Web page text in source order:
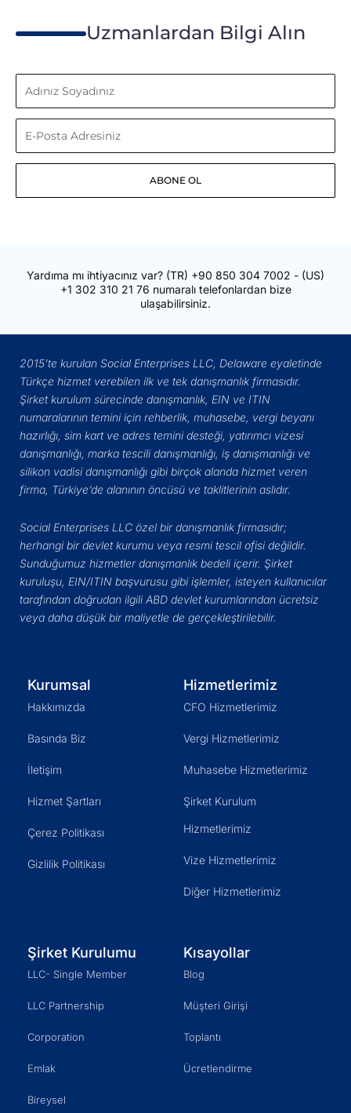
Uzmanlardan Bilgi Alın
Adınız
Soyadınız
E-
Posta
ABONE OL
Yardıma mı ihtiyacınız var? (TR) +90 850 304 7002 - (US)
+1 302 310 21 76 numaralı telefonlardan bize
ulaşabilirsiniz.
2015’te kurulan Social Enterprises LLC, Delaware eyaletinde
Türkçe hizmet verebilen ilk ve tek danışmanlık firmasıdır.
Şirket kurulum sürecinde danışmanlık, EIN ve ITIN
numaralarının temini için rehberlik, muhasebe, vergi beyanı
hazırlığı, sim kart ve adres temini desteği, yatırımcı vizesi
danışmanlığı, marka tescili danışmanlığı, iş danışmanlığı ve
silikon vadisi danışmanlığı gibi birçok alanda hizmet veren
firma, Türkiye’de alanının öncüsü ve taklitlerinin aslıdır.
Social Enterprises LLC özel bir danışmanlık firmasıdır;
herhangi bir devlet kurumu veya resmi tescil ofisi değildir.
Sunduğumuz hizmetler danışmanlık bedeli içerir. Şirket
kuruluşu, EIN/ITIN başvurusu gibi işlemler, isteyen kullanıcılar
tarafından doğrudan ilgili ABD devlet kurumlarından ücretsiz
veya daha düşük bir maliyetle de gerçekleştirilebilir.
Kurumsal
Hakkımızda
Basında Biz
İletişim
Hizmet Şartları
Çerez Politikası
Gizlilik Politikası
Hizmetlerimiz
CFO Hizmetlerimiz
Vergi Hizmetlerimiz
Muhasebe Hizmetlerimiz
Şirket Kurulum
Hizmetlerimiz
Vize Hizmetlerimiz
Diğer Hizmetlerimiz
Şirket Kurulumu
LLC- Single Member
LLC Partnership
Corporation
Emlak
Bireysel
Kısayollar
Blog
Müşteri Girişi
Toplantı
Ücretlendirme